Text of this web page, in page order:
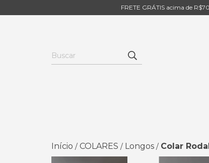
FRETE GRÁTIS acima de
Início / COLARES / Longos / Colar